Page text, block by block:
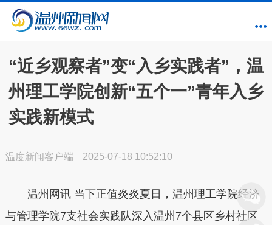
“近乡观察者”变“入乡实践者”，温
州理工学院创新“五个一”青年入乡
实践新模式
温度新闻客户端 2025-07-18 10:52:10
温州网讯 当下正值炎炎夏日，温州理工学院经济
与管理学院7支社会实践队深入温州7个县区乡村社区